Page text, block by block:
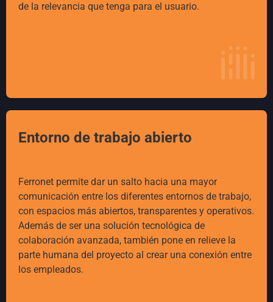
de la relevancia que tenga para el usuario.
Entorno de trabajo abierto
Ferronet permite dar un salto hacia una mayor
comunicación entre los diferentes entornos de trabajo,
con espacios más abiertos, transparentes y operativos.
Además de ser una solución tecnológica de
colaboración avanzada, también pone en relieve la
parte humana del proyecto al crear una conexión entre
los empleados.